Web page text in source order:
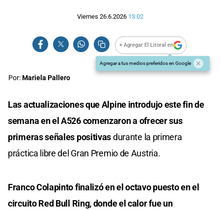
Viernes 26.6.2026 13:02
+ Agregar El Litoral en
Agregar a tus medios preferidos en Google
Por:Mariela Pallero
Las actualizaciones que Alpine introdujo este fin de
semana en el A526 comenzaron a ofrecer sus
primeras señales positivasdurante la primera
práctica libre del Gran Premio de Austria.
Franco Colapinto finalizó en el octavo puesto en el
circuito Red Bull Ring, donde el calor fue un